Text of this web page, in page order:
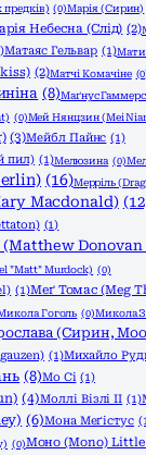
предків) (0)Марія (Сирин)
Небесна (Слід) (2)
Матаяс Гельвар (1)
(2)Матчі Комачіне
(8)Маґнус
(0)Мей Нянцзин (Mei
(3)Мейбл Пайнс (1)
пил) (1)Мелюзина (0)
(16)Мерріль
Macdonald)
(1)
Donovan
"Matt" Murdock) (0)
(1)Меґ Томас (Meg
Гоголь (0)Микола
(Сирин,
(1)Михайло
(8)Мо Сі (1)
(4)Моллі Візлі ІІ (1)
(6)Мона Меґістус
(0)Моно (Mono)